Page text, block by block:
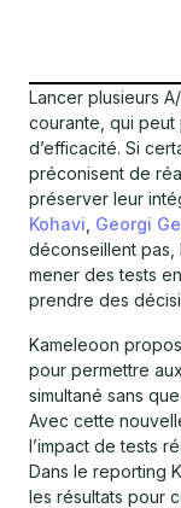
Lancer plusieurs
courante, qui
d’efficacité. Si
préconisent de
préserver leur
Kohavi Georgi
déconseillent pas,
mener des tests
prendre des
Kameleoon
pour permettre
simultané sans
Avec cette
l’impact de tests
Dans le reporting
les résultats pour